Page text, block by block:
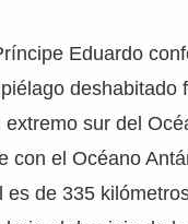
Eduardo
deshabitado
sur del
con el Océano
es de 335